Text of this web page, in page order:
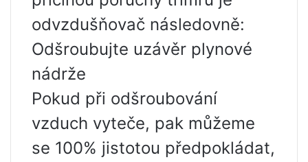
odvzdušňovač následovně:
Odšroubujte uzávěr plynové
nádrže
Pokud při odšroubování
vzduch vyteče, pak můžeme
se 100% jistotou předpokládat,